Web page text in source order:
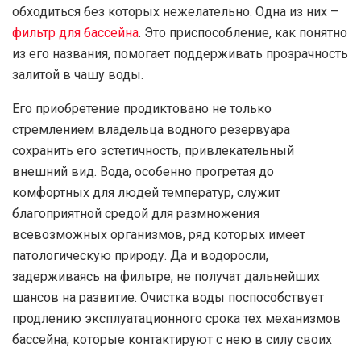
обходиться без которых нежелательно. Одна из них –
фильтр для бассейна. Это приспособление, как понятно
из его названия, помогает поддерживать прозрачность
залитой в чашу воды.
Его приобретение продиктовано не только
стремлением владельца водного резервуара
сохранить его эстетичность, привлекательный
внешний вид. Вода, особенно прогретая до
комфортных для людей температур, служит
благоприятной средой для размножения
всевозможных организмов, ряд которых имеет
патологическую природу. Да и водоросли,
задерживаясь на фильтре, не получат дальнейших
шансов на развитие. Очистка воды поспособствует
продлению эксплуатационного срока тех механизмов
бассейна, которые контактируют с нею в силу своих